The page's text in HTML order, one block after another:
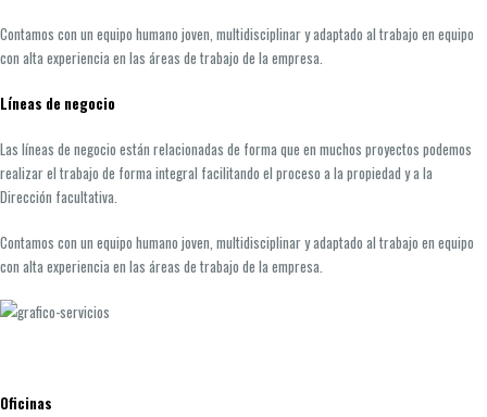
Contamos con un equipo humano joven, multidisciplinar y adaptado al trabajo en equipo
con alta experiencia en las áreas de trabajo de la empresa.
Líneas de negocio
Las líneas de negocio están relacionadas de forma que en muchos proyectos podemos
realizar el trabajo de forma integral facilitando el proceso a la propiedad y a la
Dirección facultativa.
Contamos con un equipo humano joven, multidisciplinar y adaptado al trabajo en equipo
con alta experiencia en las áreas de trabajo de la empresa.
Oficinas